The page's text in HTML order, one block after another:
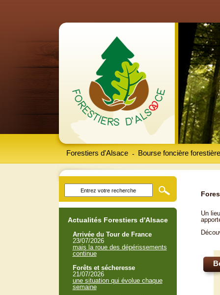
Forestiers d'Alsace Bourse foncière forestière
-
Un
Actualités Forestiers d'Alsace
Arrivée du Tour de France
23/07/2026
mais la roue des dépérissements
continue
Forêts et sécheresse
21/07/2026
une situation qui évolue chaque
semaine